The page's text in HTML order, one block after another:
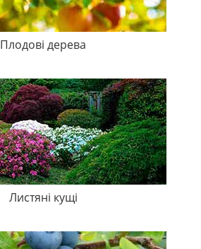
Плодові дерева
Листяні кущі